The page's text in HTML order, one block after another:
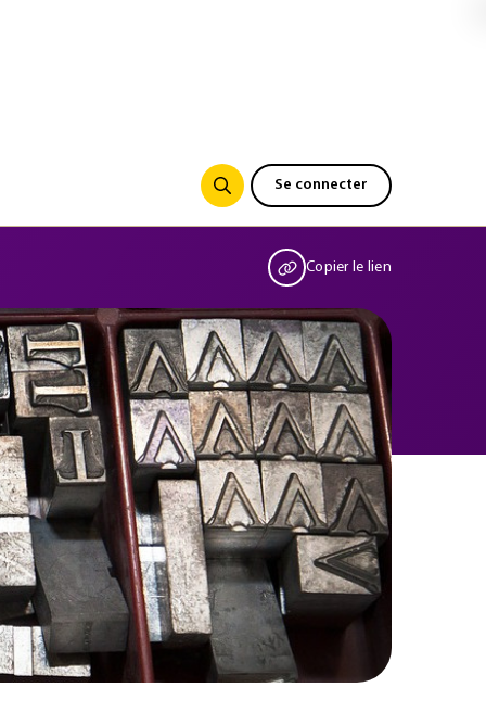
Se connecter
Copier le lien